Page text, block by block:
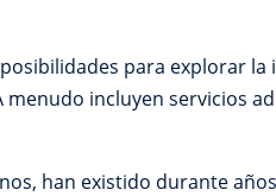
para explorar la
incluyen servicios
han existido durante